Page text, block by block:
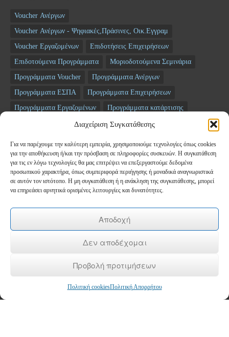
Διαχείριση Συγκατάθεσης
Για να παρέχουμε την καλύτερη εμπειρία, χρησιμοποιούμε τεχνολογίες όπως cookies
για την αποθήκευση ή/και την πρόσβαση σε πληροφορίες συσκευών. Η συγκατάθεση
για τις εν λόγω τεχνολογίες θα μας επιτρέψει να επεξεργαστούμε δεδομένα
προσωπικού χαρακτήρα, όπως συμπεριφορά περιήγησης ή μοναδικά αναγνωριστικά
σε αυτόν τον ιστότοπο. Η μη συγκατάθεση ή η ανάκληση της συγκατάθεσης, μπορεί
να επηρεάσει αρνητικά ορισμένες λειτουργίες και δυνατότητες.
Αποδοχή
Δεν αποδέχομαι
Προβολή προτιμήσεων
Πολιτική cookiesΠολιτική Απορρήτου
Voucher Ανέργων
Voucher Ανέργων - Ψηφιακές,Πράσινες, Οικ.Εγγραμ
Voucher Εργαζομένων
Επιδοτήσεις Επιχειρήσεων
Επιδοτούμενα Προγράμματα
Μοριοδοτούμενα Σεμινάρια
Προγράμματα Voucher
Προγράμματα Ανέργων
Προγράμματα ΕΣΠΑ
Προγράμματα Επιχειρήσεων
Προγράμματα Εργαζομένων
Προγράμματα κατάρτισης
ΤΑΜΕΙΟ ΑΝΑΚΑΜΨΗΣ
Newsletter
Email*
Όνομα